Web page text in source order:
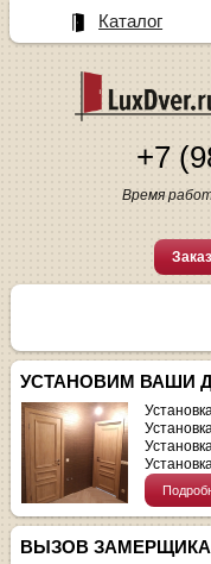
+7
Время
УСТАНОВИМ ВАШИ
ВЫЗОВ ЗАМЕРЩИКА
Каталог